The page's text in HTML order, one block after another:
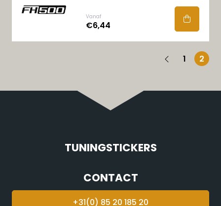
Vanaf
€6,44
1 2
TUNINGSTICKERS
CONTACT
+31(0) 85 20 185 20